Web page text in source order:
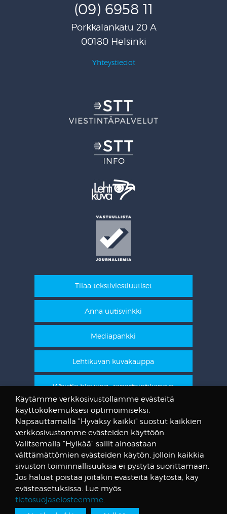
(09) 6958 11
Porkkalankatu 20 A
00180 Helsinki
Yhteystiedot
Tilaa tekstiviestiuutiset
Anna uutisvinkki
Mediapankki
Lehtikuvan kuvakauppa
Whistle blowing -raportointikanava
STT Info
Lehtikuvan vanhat kuvat
@STTuutiset
@STTinfo
@STTViestintap
Käytämme verkkosivustollamme evästeitä
käyttökokemuksesi optimoimiseksi.
Napsauttamalla "Hyväksy kaikki" suostut kaikkien
verkkosivustomme evästeiden käyttöön.
Valitsemalla "Hylkää" sallit ainoastaan
välttämättömien evästeiden käytön, jolloin kaikkia
sivuston toiminnallisuuksia ei pystytä suorittamaan.
Jos haluat poistaa joitakin evästeitä käytöstä, käy
evästeasetuksissa. Lue myös
tietosuojaselosteemme.